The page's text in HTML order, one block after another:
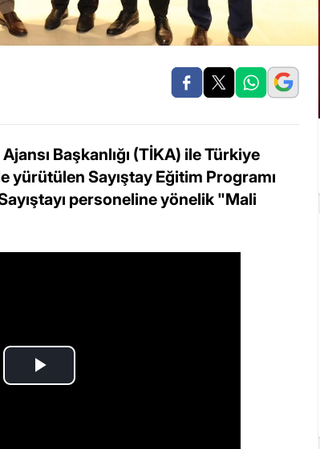
Başkanlığı (TİKA) ile Türkiye
yürütülen Sayıştay Eğitim Programı
personeline yönelik "Mali